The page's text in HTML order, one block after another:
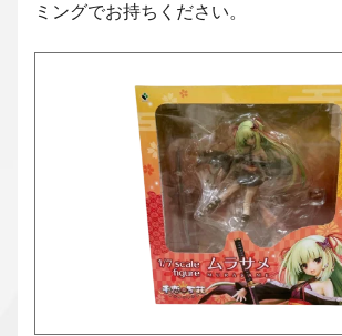
ミングでお持ちください。